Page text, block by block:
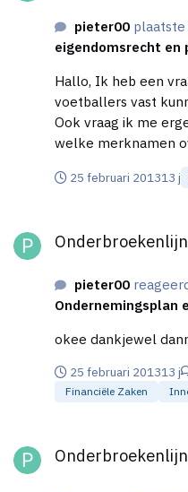
pieter00
eigendomsrecht en
Hallo, Ik heb een vraag zou je merknamen van
voetballers vast kunnen
Ook vraag ik me
welke merknamen
25 februari 201313 j
pieter00
Ondernemingsplan
okee dankjewel
25 februari 201313 j
Financiële Zaken